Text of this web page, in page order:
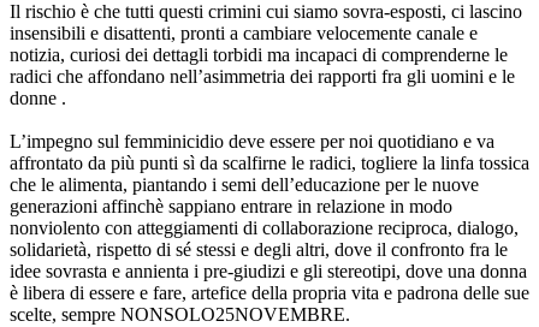
Il rischio è che tutti questi crimini cui siamo sovra-esposti, ci lascino
insensibili e disattenti, pronti a cambiare velocemente canale e
notizia, curiosi dei dettagli torbidi ma incapaci di comprenderne le
radici che affondano nell’asimmetria dei rapporti fra gli uomini e le
donne .
L’impegno sul femminicidio deve essere per noi quotidiano e va
affrontato da più punti sì da scalfirne le radici, togliere la linfa tossica
che le alimenta, piantando i semi dell’educazione per le nuove
generazioni affinchè sappiano entrare in relazione in modo
nonviolento con atteggiamenti di collaborazione reciproca, dialogo,
solidarietà, rispetto di sé stessi e degli altri, dove il confronto fra le
idee sovrasta e annienta i pre-giudizi e gli stereotipi, dove una donna
è libera di essere e fare, artefice della propria vita e padrona delle sue
scelte, sempre NONSOLO25NOVEMBRE.